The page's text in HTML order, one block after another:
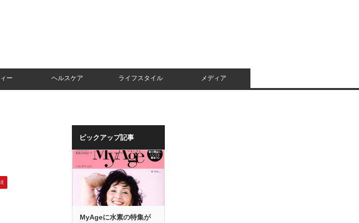
ー ヘルスケア ライフスタイル メディア
ピックアップ記事
MyAgeに水素の特集が